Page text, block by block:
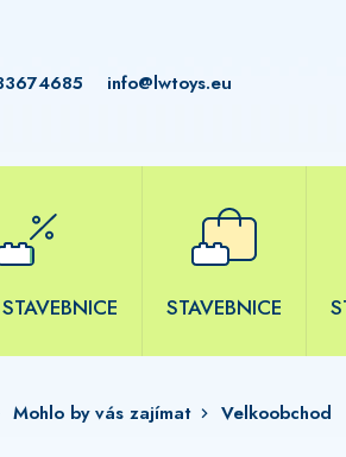
info@lwtoys.eu
STAVEBNICE
Mohlo by vás zajímat Velkoobchod